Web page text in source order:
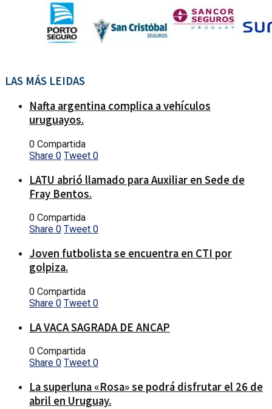
LAS MÁS LEIDAS
Nafta argentina complica a vehículos
uruguayos.
0 Compartida
Share 0 Tweet 0
LATU abrió llamado para Auxiliar en Sede de
Fray Bentos.
0 Compartida
Share 0 Tweet 0
Joven futbolista se encuentra en CTI por
golpiza.
0 Compartida
Share 0 Tweet 0
LA VACA SAGRADA DE ANCAP
0 Compartida
Share 0 Tweet 0
La superluna «Rosa» se podrá disfrutar el 26 de
abril en Uruguay.